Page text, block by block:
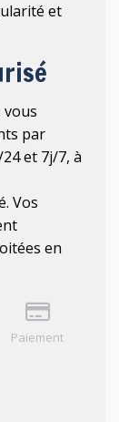
et
vous
par
et 7j/7, à
Vos
en
Paiement